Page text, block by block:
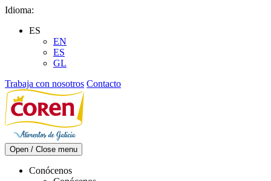
Skip
content
Idioma:
ES
EN
ES
GL
Trabaja con nosotros Contacto
Open / Close menu
Conócenos